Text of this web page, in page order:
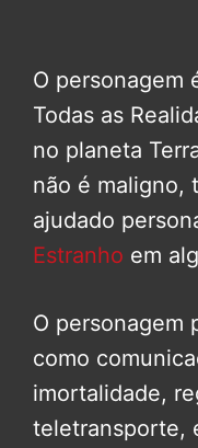
O personagem
Todas as
no planeta
não é maligno,
ajudado
Estranho em
O personagem
como
imortalidade,
teletransporte,